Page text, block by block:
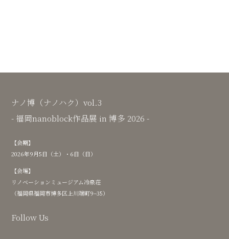
ナノ博（ナノハク）vol.3
- 福岡nanoblock作品展 in 博多 2026 -
【会期】
2026年9月5日（土）・6日（日）
【会場】
リノベーションミュージアム冷泉荘
（福岡県福岡市博多区上川端町9−35）
Follow Us